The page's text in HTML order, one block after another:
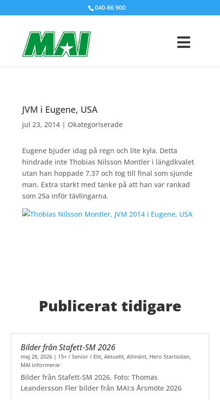
040-86 900
JVM i Eugene, USA
jul 23, 2014| Okategoriserade
Eugene bjuder idag på regn och lite kyla. Detta
hindrade inte Thobias Nilsson Montler i längdkvalet
utan han hoppade 7.37 och tog till final som sjunde
man. Extra starkt med tanke på att han var rankad
som 25a inför tävlingarna.
Publicerat tidigare
Bilder från Stafett-SM 2026
maj 28, 2026 | 15+ / Senior / Elit,Aktuellt,Allmänt, Hero Startsidan,
MAI informerar
Bilder från Stafett-SM 2026. Foto: Thomas
Leandersson Fler bilder från MAI:s Årsmöte 2026